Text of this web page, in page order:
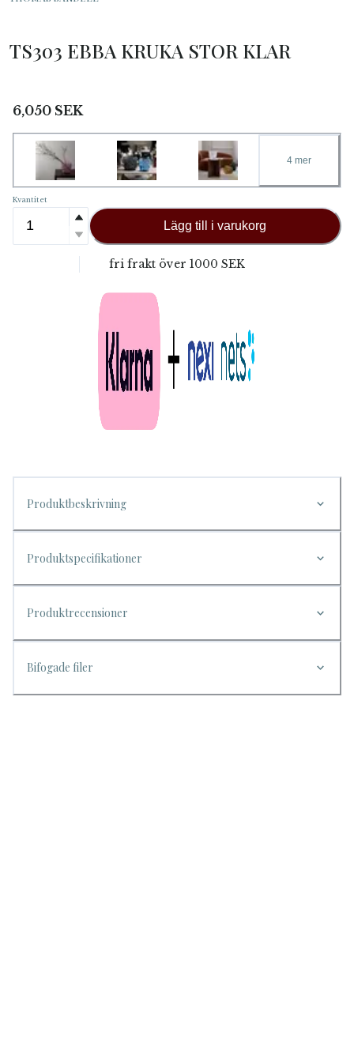
TS303 EBBA KRUKA STOR KLAR
6,050 SEK
4 mer
Kvantitet
Lägg till i varukorg
fri frakt över 1000 SEK
Produktbeskrivning
Produktspecifikationer
Produktrecensioner
Bifogade filer